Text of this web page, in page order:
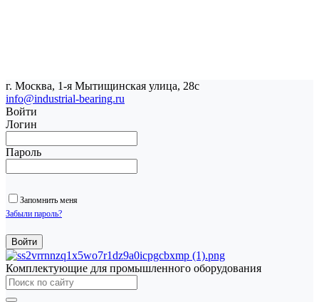
г. Москва, 1-я Мытищинская улица, 28с
info@industrial-bearing.ru
Войти
Логин
Пароль
Запомнить меня
Забыли пароль?
Комплектующие для промышленного оборудования